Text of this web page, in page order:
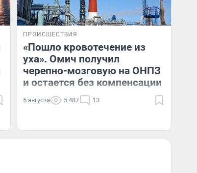
ПРОИСШЕСТВИЯ
«Пошло кровотечение из
уха». Омич получил
черепно-мозговую на ОНПЗ
и остается без компенсации
5 августа 5 487 13